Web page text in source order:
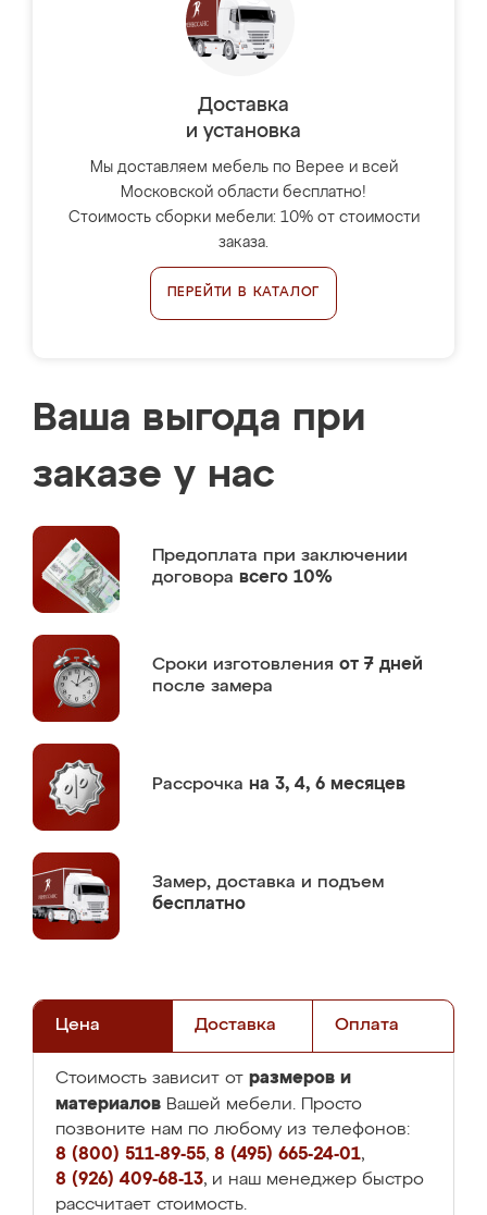
Доставка
и установка
Мы доставляем мебель по Верее и всей
Московской области бесплатно!
Стоимость сборки мебели: 10% от стоимости
заказа.
ПЕРЕЙТИ В КАТАЛОГ
Ваша выгода при
заказе у нас
Предоплата при заключении
договора всего 10%
Сроки изготовления от 7 дней
после замера
Рассрочка на 3, 4, 6 месяцев
Замер, доставка и подъем
бесплатно
Цена Доставка Оплата
Стоимость зависит от размеров и
материалов Вашей мебели. Просто
позвоните нам по любому из телефонов:
8 (800) 511-89-55, 8 (495) 665-24-01,
8 (926) 409-68-13, и наш менеджер быстро
рассчитает стоимость.